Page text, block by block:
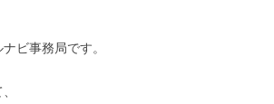
ビ事務局です。